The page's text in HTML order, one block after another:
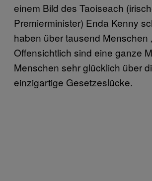
einem Bild des Taoiseach
Premierminister) Enda Kenny
haben über tausend Menschen
Offensichtlich sind eine ganze
Menschen sehr glücklich über
einzigartige Gesetzeslücke.